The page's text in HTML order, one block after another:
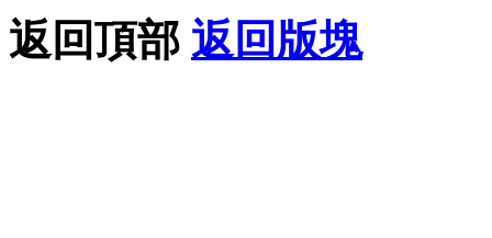
返回頂部 返回版塊